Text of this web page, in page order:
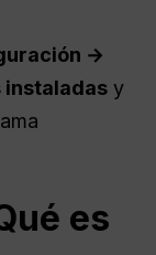
→
instaladas y
es